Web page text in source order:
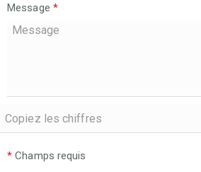
Message *
* Champs requis